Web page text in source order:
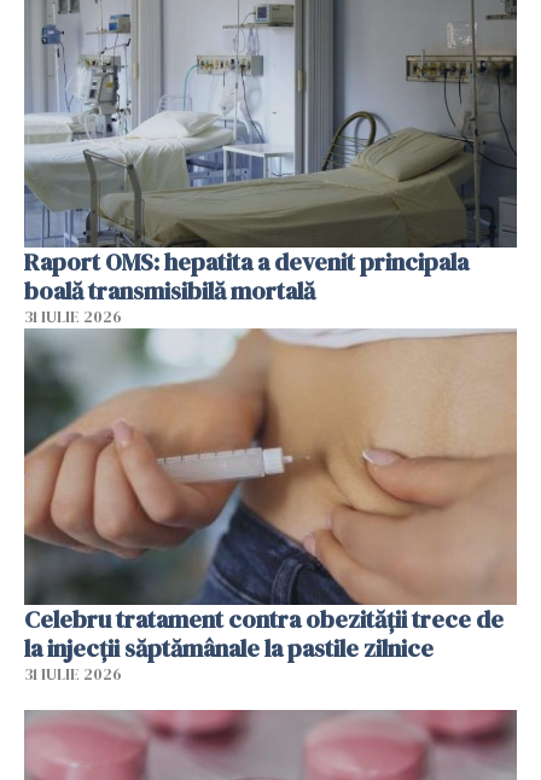
Raport OMS: hepatita a devenit principala
boală transmisibilă mortală
31 IULIE 2026
Celebru tratament contra obezității trece de
la injecții săptămânale la pastile zilnice
31 IULIE 2026